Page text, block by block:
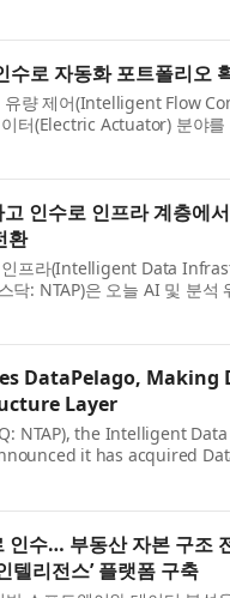
21일 밝혔다. 인텔렉추얼데
수로 자동화 포트폴리오
유량 제어(Intelligent Flow
터(Electric Actuator) 분야
(Rotork plc)의 발행 및 발행
인수로 인프라 계층에
환
인프라(Intelligent Data
닥: NTAP)은 오늘 AI 및 분석
하는 혁신적인 접근 방식으
DataPelago, Making
Layer
NTAP), the Intelligent
it has acquired
data infrastructure
인수… 부동산 자본 구조
텔리전스’ 플랫폼 구축